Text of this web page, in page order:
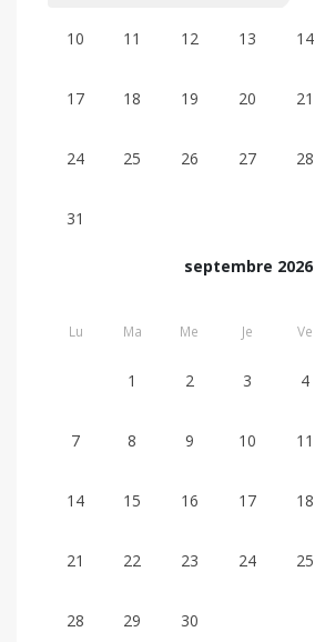
10 11 12 13 14
17 18 19 20 21
24 25 26 27 28
31
septembre 2026
Lu Ma Me Je Ve
1 2 3 4
7 8 9 10 11
14 15 16 17 18
21 22 23 24 25
28 29 30